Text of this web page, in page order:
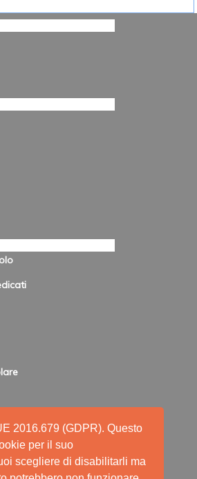
2016.679 (GDPR). Questo
per il suo
scegliere di disabilitarli ma